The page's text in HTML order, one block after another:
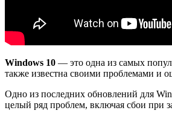
Windows 10 — это одна из самых
также известна своими проблемами и
Одно из последних обновлений для
целый ряд проблем, включая сбои при